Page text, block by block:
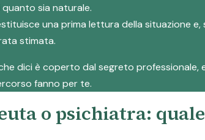
sia naturale.
una prima lettura della situazione
stimata.
dici è coperto dal segreto professionale,
fanno per te.
o psichiatra: